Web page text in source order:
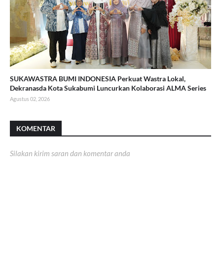
SUKAWASTRA BUMI INDONESIA Perkuat Wastra Lokal,
Dekranasda Kota Sukabumi Luncurkan Kolaborasi ALMA Series
Agustus 02, 2026
KOMENTAR
Silakan kirim saran dan komentar anda